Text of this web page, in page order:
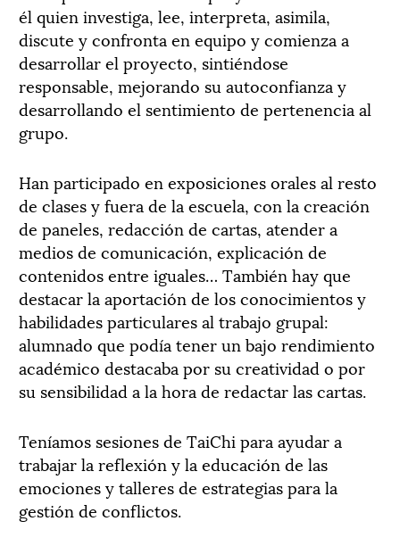
él quien investiga, lee, interpreta, asimila,
discute y confronta en equipo y comienza a
desarrollar el proyecto, sintiéndose
responsable, mejorando su autoconfianza y
desarrollando el sentimiento de pertenencia al
grupo.
Han participado en exposiciones orales al resto
de clases y fuera de la escuela, con la creación
de paneles, redacción de cartas, atender a
medios de comunicación, explicación de
contenidos entre iguales… También hay que
destacar la aportación de los conocimientos y
habilidades particulares al trabajo grupal:
alumnado que podía tener un bajo rendimiento
académico destacaba por su creatividad o por
su sensibilidad a la hora de redactar las cartas.
Teníamos sesiones de TaiChi para ayudar a
trabajar la reflexión y la educación de las
emociones y talleres de estrategias para la
gestión de conflictos.